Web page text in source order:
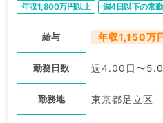
年収1,800万円以上 週4日以下の常
給与 年収1,150万
勤務日数 週4.00日〜
勤務地 東京都足立区